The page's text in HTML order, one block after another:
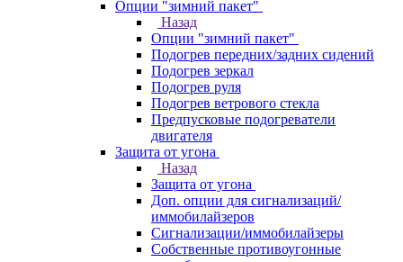
Опции "зимний пакет"
Назад
Опции "зимний пакет"
Подогрев передних/задних сидений
Подогрев зеркал
Подогрев руля
Подогрев ветрового стекла
Предпусковые подогреватели
двигателя
Защита от угона
Назад
Защита от угона
Доп. опции для сигнализаций/
иммобилайзеров
Сигнализации/иммобилайзеры
Собственные противоугонные